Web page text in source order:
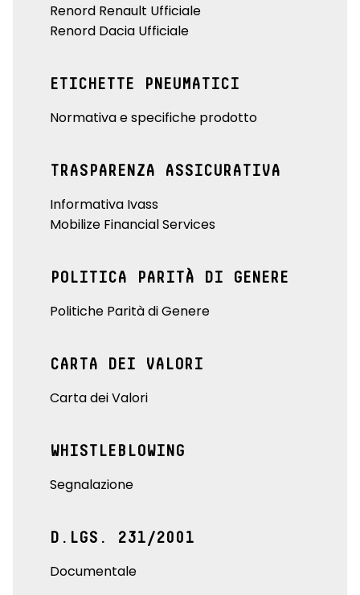
Renord Renault Ufficiale
Renord Dacia Ufficiale
ETICHETTE PNEUMATICI
Normativa e specifiche prodotto
TRASPARENZA ASSICURATIVA
Informativa Ivass
Mobilize Financial Services
POLITICA PARITÀ DI GENERE
Politiche Parità di Genere
CARTA DEI VALORI
Carta dei Valori
WHISTLEBLOWING
Segnalazione
D.LGS. 231/2001
Documentale